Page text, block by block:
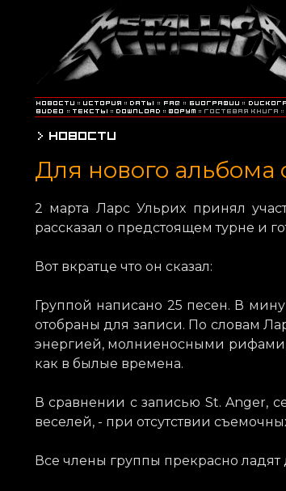
Для нового альбома
2 марта Ларс Ульрих принял
рассказал о предстоящем турне и
Вот вкратце что он сказал:
Группой написано 25 песен. В
отобраны для записи. По словам
энергией, молниеносными
как в былые времена.
В сравнении с записью St. Anger,
веселей, - при отсутствии
Все члены группы прекрасно ладят